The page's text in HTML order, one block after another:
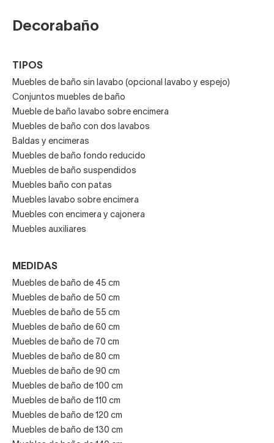
Decorabaño
TIPOS
Muebles de baño sin lavabo (opcional lavabo y espejo)
Conjuntos muebles de baño
Mueble de baño lavabo sobre encimera
Muebles de baño con dos lavabos
Baldas y encimeras
Muebles de baño fondo reducido
Muebles de baño suspendidos
Muebles baño con patas
Muebles lavabo sobre encimera
Muebles con encimera y cajonera
Muebles auxiliares
MEDIDAS
Muebles de baño de 45 cm
Muebles de baño de 50 cm
Muebles de baño de 55 cm
Muebles de baño de 60 cm
Muebles de baño de 70 cm
Muebles de baño de 80 cm
Muebles de baño de 90 cm
Muebles de baño de 100 cm
Muebles de baño de 110 cm
Muebles de baño de 120 cm
Muebles de baño de 130 cm